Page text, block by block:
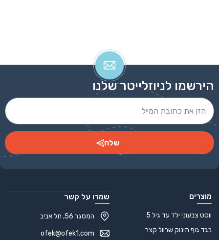
הירשמו לניוזלייטר שלנו
שלח
מוצרים
ווסט צבעוני ילד עד גיל 5
בגד גוף תינוק שרוול קצר
שמרו על קשר
המסגר 56, תל אביב
ofek@ofek1.com